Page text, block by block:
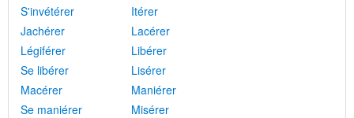
S'invétérer
Itérer
Jachérer
Lacérer
Légiférer
Libérer
Se libérer
Lisérer
Macérer
Maniérer
Se maniérer
Misérer